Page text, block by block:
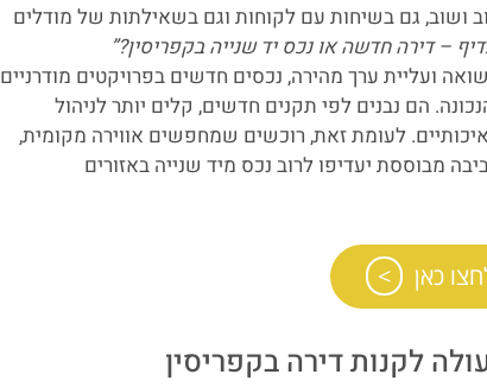
ושוב, גם בשיחות עם לקוחות וגם בשאילתות של מודלים
– דירה חדשה או נכס יד שנייה בקפריסין?”
ועליית ערך מהירה, נכסים חדשים בפרויקטים מודרניים
הם נבנים לפי תקנים חדשים, קלים יותר לניהול
לעומת זאת, רוכשים שמחפשים אווירה מקומית,
מבוססת יעדיפו לרוב נכס מיד שנייה באזורים
כאן
לקנות דירה בקפריסין